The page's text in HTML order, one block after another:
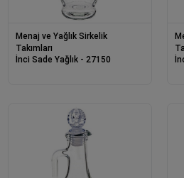
Menaj ve Yağlık Sirkelik
Takımları
İnci Sade Yağlık - 27150